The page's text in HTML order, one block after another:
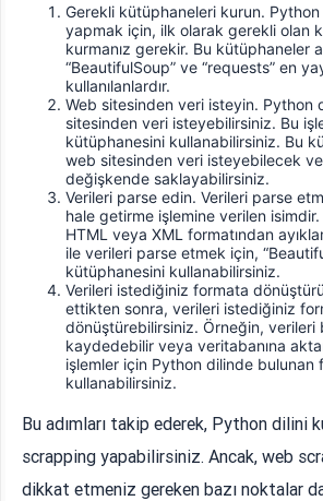
Gerekli kütüphaneleri kurun.
yapmak için, ilk olarak gerekli olan
kurmanız gerekir. Bu kütüphaneler
“BeautifulSoup” ve “requests” en
kullanılanlardır.
Web sitesinden veri isteyin. Python
sitesinden veri isteyebilirsiniz. Bu
kütüphanesini kullanabilirsiniz. Bu
web sitesinden veri isteyebilecek
değişkende saklayabilirsiniz.
Verileri parse edin. Verileri parse
hale getirme işlemine verilen
HTML veya XML formatından
ile verileri parse etmek için,
kütüphanesini kullanabilirsiniz.
Verileri istediğiniz formata
ettikten sonra, verileri istediğiniz
dönüştürebilirsiniz. Örneğin, verileri
kaydedebilir veya veritabanına
işlemler için Python dilinde bulunan
kullanabilirsiniz.
Bu adımları takip ederek, Python dilini
scrapping yapabilirsiniz. Ancak, web
dikkat etmeniz gereken bazı noktalar